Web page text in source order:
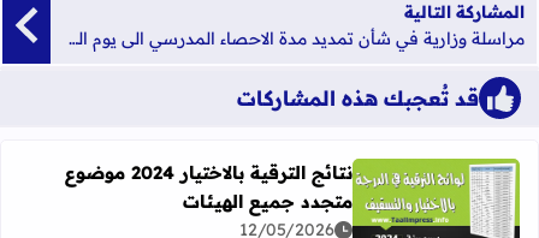
المشاركة التالية
مراسلة وزارية في شأن تمديد مدة الاحصاء المدرسي الى يوم الجمعة 24 نونبر 2017
قد تُعجبك هذه المشاركات
اقرأ المزيد عن نتائج الترقية بالاختيار 2024 موضوع متجدد جميع الهيئات
نتائج الترقية بالاختيار 2024 موضوع
متجدد جميع الهيئات
12/05/2026